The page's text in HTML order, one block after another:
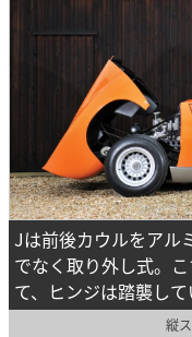
Jは前後カウルをアル
でなく取り外し式。
て、ヒンジは踏襲して
縦